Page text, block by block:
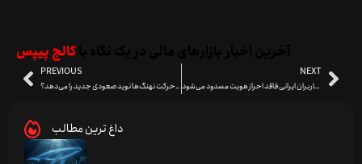
کالج پیپس
PREVIOUS
پیش‌بینی قیمت سولانا: آیا حرکت نهنگ‌ها نوید صعودی جدید را می‌دهد؟
NEXT
اطلاعیه صرافی بینگ ایکس: حساب کاربران ایرانی فاقد احراز هویت مسدود می‌شود!
داغ ترین مطالب